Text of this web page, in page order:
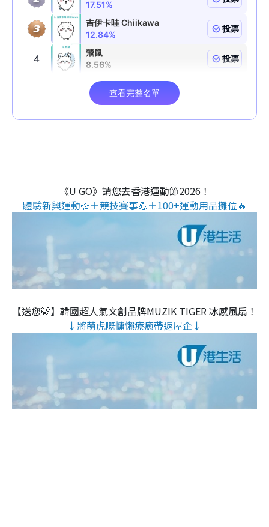
《U GO》請您去香港運動節2026！
體驗新興運動💦＋競技賽事💪＋100+運動用品攤位🔥
【送您🐯】韓國超人氣文創品牌MUZIK TIGER 冰感風扇！
↓將萌虎嘅慵懶療癒帶返屋企↓